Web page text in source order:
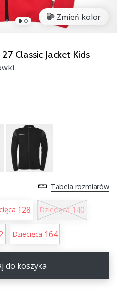
Zmień kolor
Classic Jacket Kids
Tabela rozmiarów
128 Dziecięca 140
Dziecięca 164
do koszyka